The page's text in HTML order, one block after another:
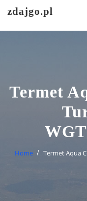
zdajgo.pl
Termet
Home Termet Aqua